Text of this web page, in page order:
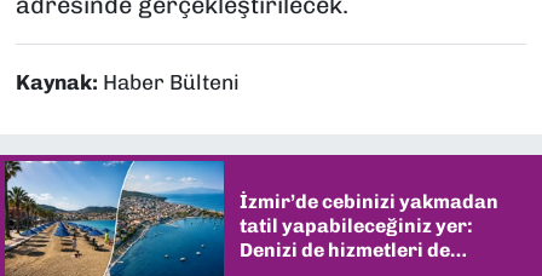
Kaynak: Haber Bülteni
İzmir’de cebinizi yakmadan
tatil yapabileceğiniz yer:
Denizi de hizmetleri de